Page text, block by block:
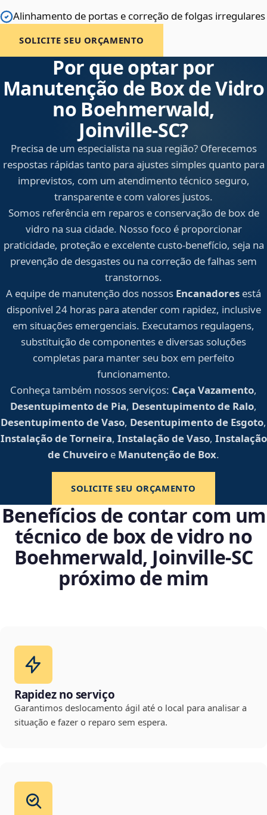
Alinhamento de portas e correção de folgas irregulares
SOLICITE SEU ORÇAMENTO
Por que optar por
Manutenção de Box de Vidro
no Boehmerwald,
Joinville‑SC?
Precisa de um especialista na sua região? Oferecemos
respostas rápidas tanto para ajustes simples quanto para
imprevistos, com um atendimento técnico seguro,
transparente e com valores justos.
Somos referência em reparos e conservação de box de
vidro na sua cidade. Nosso foco é proporcionar
praticidade, proteção e excelente custo-benefício, seja na
prevenção de desgastes ou na correção de falhas sem
transtornos.
A equipe de manutenção dos nossos Encanadores está
disponível 24 horas para atender com rapidez, inclusive
em situações emergenciais. Executamos regulagens,
substituição de componentes e diversas soluções
completas para manter seu box em perfeito
funcionamento.
Conheça também nossos serviços: Caça Vazamento,
Desentupimento de Pia, Desentupimento de Ralo,
Desentupimento de Vaso, Desentupimento de Esgoto,
Instalação de Torneira, Instalação de Vaso, Instalação
de Chuveiro e Manutenção de Box.
SOLICITE SEU ORÇAMENTO
Benefícios de contar com um
técnico de box de vidro no
Boehmerwald, Joinville‑SC
próximo de mim
Rapidez no serviço
Garantimos deslocamento ágil até o local para analisar a
situação e fazer o reparo sem espera.